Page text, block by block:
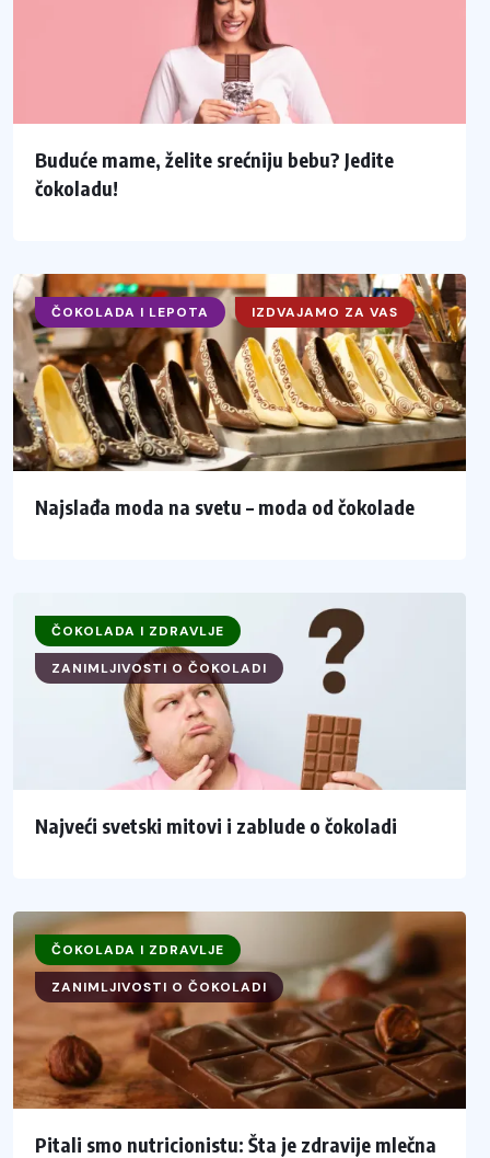
Buduće mame, želite srećniju bebu? Jedite
čokoladu!
ČOKOLADA I LEPOTA IZDVAJAMO ZA VAS
Najslađa moda na svetu – moda od čokolade
ČOKOLADA I ZDRAVLJE
ZANIMLJIVOSTI O ČOKOLADI
Najveći svetski mitovi i zablude o čokoladi
ČOKOLADA I ZDRAVLJE
ZANIMLJIVOSTI O ČOKOLADI
Pitali smo nutricionistu: Šta je zdravije mlečna